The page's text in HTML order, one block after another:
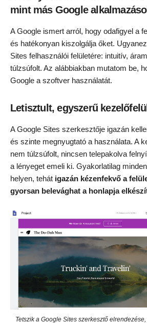
mint más Google
A Google ismert arról, hogy odafigyel a
és hatékonyan kiszolgálja őket.
Sites felhasználói felületére: intuitív,
túlzsúfolt. Az alábbiakban mutatom be,
Google a szoftver használatát.
Letisztult, egyszerű
A Google Sites szerkesztője igazán
és szinte megnyugtató a használata. A
nem túlzsúfolt, nincsen telepakolva
a lényeget emeli ki. Gyakorlatilag
helyen, tehát igazán kézenfekvő a
gyorsan belevághat a honlapja
Tetszik a Google Sites szerkesztő